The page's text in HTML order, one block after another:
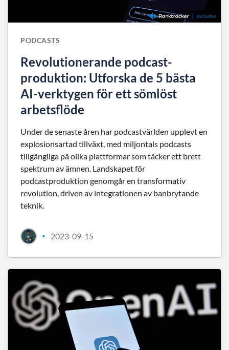
PODCASTS
Revolutionerande podcast-
produktion: Utforska de 5 bästa
AI-verktygen för ett sömlöst
arbetsflöde
Under de senaste åren har podcastvärlden upplevt en
explosionsartad tillväxt, med miljontals podcasts
tillgängliga på olika plattformar som täcker ett brett
spektrum av ämnen. Landskapet för
podcastproduktion genomgår en transformativ
revolution, driven av integrationen av banbrytande
teknik.
• 2023-09-15